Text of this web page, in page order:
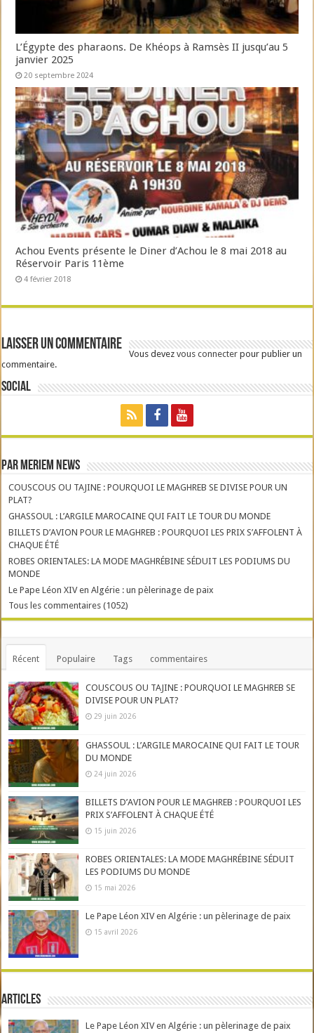
L’Égypte des pharaons. De Khéops à Ramsès II jusqu’au 5
janvier 2025
20 septembre 2024
Achou Events présente le Diner d’Achou le 8 mai 2018 au
Réservoir Paris 11ème
4 février 2018
Laisser un commentaire
Vous devezvous connecter pour publier un
commentaire.
Social
Par Meriem News
COUSCOUS OU TAJINE : POURQUOI LE MAGHREB SE DIVISE POUR UN
PLAT?
GHASSOUL : L’ARGILE MAROCAINE QUI FAIT LE TOUR DU MONDE
BILLETS D’AVION POUR LE MAGHREB : POURQUOI LES PRIX S’AFFOLENT À
CHAQUE ÉTÉ
ROBES ORIENTALES: LA MODE MAGHRÉBINE SÉDUIT LES PODIUMS DU
MONDE
Le Pape Léon XIV en Algérie : un pèlerinage de paix
Tous les commentaires (1052)
Récent Populaire Tags commentaires
COUSCOUS OU TAJINE : POURQUOI LE MAGHREB SE
DIVISE POUR UN PLAT?
29 juin 2026
GHASSOUL : L’ARGILE MAROCAINE QUI FAIT LE TOUR
DU MONDE
24 juin 2026
BILLETS D’AVION POUR LE MAGHREB : POURQUOI LES
PRIX S’AFFOLENT À CHAQUE ÉTÉ
15 juin 2026
ROBES ORIENTALES: LA MODE MAGHRÉBINE SÉDUIT
LES PODIUMS DU MONDE
15 mai 2026
Le Pape Léon XIV en Algérie : un pèlerinage de paix
15 avril 2026
Articles
Le Pape Léon XIV en Algérie : un pèlerinage de paix